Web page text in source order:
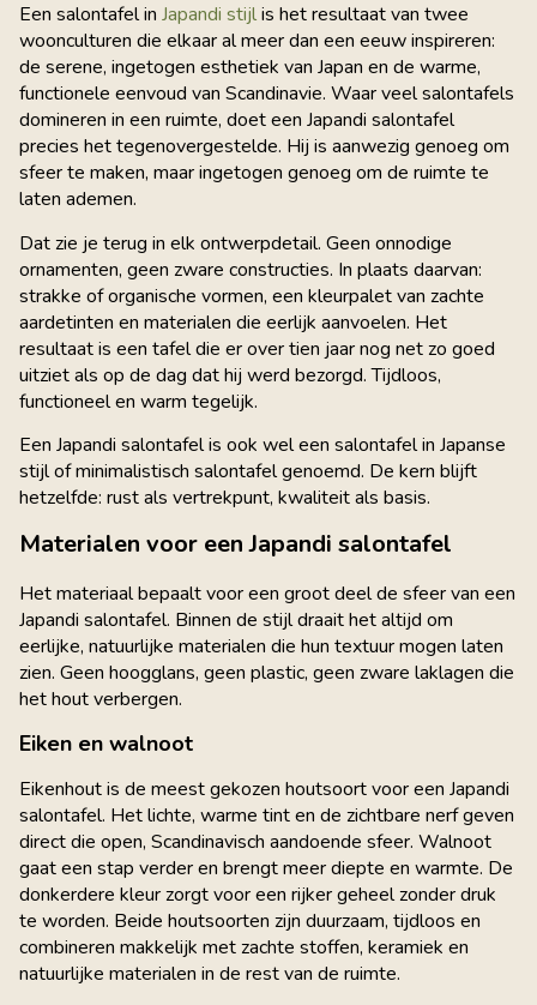
Een salontafel in Japandi stijlis het resultaat van twee
woonculturen die elkaar al meer dan een eeuw inspireren:
de serene, ingetogen esthetiek van Japan en de warme,
functionele eenvoud van Scandinavie. Waar veel salontafels
domineren in een ruimte, doet een Japandi salontafel
precies het tegenovergestelde. Hij is aanwezig genoeg om
sfeer te maken, maar ingetogen genoeg om de ruimte te
laten ademen.
Dat zie je terug in elk ontwerpdetail. Geen onnodige
ornamenten, geen zware constructies. In plaats daarvan:
strakke of organische vormen, een kleurpalet van zachte
aardetinten en materialen die eerlijk aanvoelen. Het
resultaat is een tafel die er over tien jaar nog net zo goed
uitziet als op de dag dat hij werd bezorgd. Tijdloos,
functioneel en warm tegelijk.
Een Japandi salontafel is ook wel een salontafel in Japanse
stijl of minimalistisch salontafel genoemd. De kern blijft
hetzelfde: rust als vertrekpunt, kwaliteit als basis.
Materialen voor een Japandi salontafel
Het materiaal bepaalt voor een groot deel de sfeer van een
Japandi salontafel. Binnen de stijl draait het altijd om
eerlijke, natuurlijke materialen die hun textuur mogen laten
zien. Geen hoogglans, geen plastic, geen zware laklagen die
het hout verbergen.
Eiken en walnoot
Eikenhout is de meest gekozen houtsoort voor een Japandi
salontafel. Het lichte, warme tint en de zichtbare nerf geven
direct die open, Scandinavisch aandoende sfeer. Walnoot
gaat een stap verder en brengt meer diepte en warmte. De
donkerdere kleur zorgt voor een rijker geheel zonder druk
te worden. Beide houtsoorten zijn duurzaam, tijdloos en
combineren makkelijk met zachte stoffen, keramiek en
natuurlijke materialen in de rest van de ruimte.